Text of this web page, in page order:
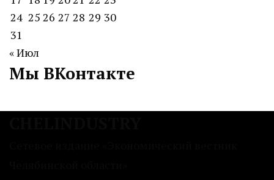
24 25 26 27 28 29 30
31
« Июл
Мы ВКонтакте